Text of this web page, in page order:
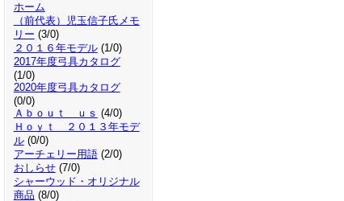
ホーム
（前代表）児玉信子氏メモ
リー (3/0)
２０１６年モデル(1/0)
2017年度弓具カタログ
(1/0)
2020年度弓具カタログ
(0/0)
Ａｂｏｕｔ ｕｓ (4/0)
Ｈｏｙｔ ２０１３年モデ
ル(0/0)
アーチェリー用語(2/0)
おしらせ(7/0)
シャーウッド・オリジナル
商品 (8/0)